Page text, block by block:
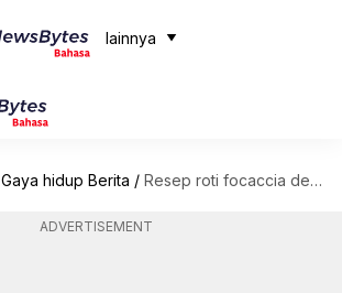
lainnya
Gaya hidup Berita / Resep roti focaccia dengan taburan herba untuk hari yang penuh cita rasa
ADVERTISEMENT